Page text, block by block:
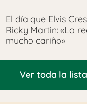
El día que Elvis
Ricky Martin: «Lo
mucho cariño»
Ver toda la lista